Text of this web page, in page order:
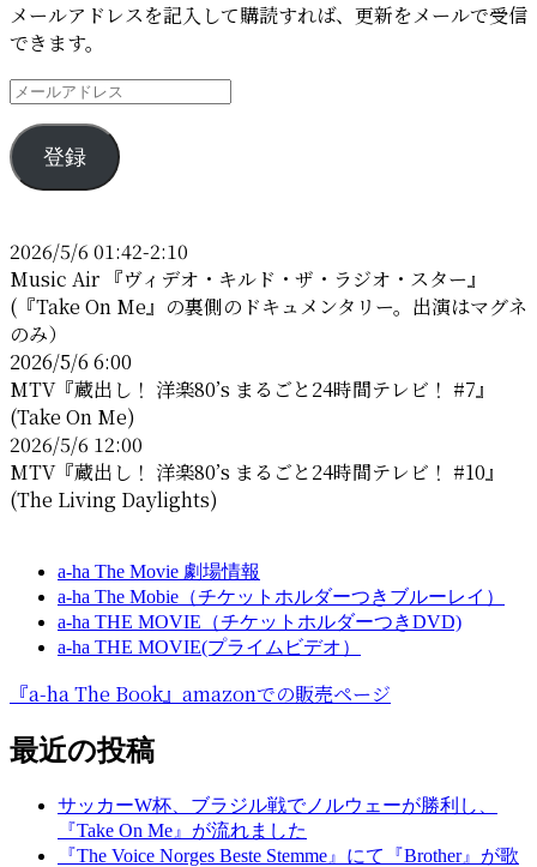
メールアドレスを記入して購読すれば、更新をメールで受信
できます。
メ
ル
ア
ス
登録
2026/5/6 01:42-2:10
Music Air 『ヴィデオ・キルド・ザ・ラジオ・スター』
(『Take On Me』の裏側のドキュメンタリー。出演はマグネ
のみ）
2026/5/6 6:00
MTV『蔵出し！ 洋楽80’s まるごと24時間テレビ！ #7』
(Take On Me)
2026/5/6 12:00
MTV『蔵出し！ 洋楽80’s まるごと24時間テレビ！ #10』
(The Living Daylights)
a-ha The Movie 劇場情報
a-ha The Mobie（チケットホルダーつきブルーレイ）
a-ha THE MOVIE（チケットホルダーつきDVD)
a-ha THE MOVIE(プライムビデオ）
『a-ha The Book』amazonでの販売ページ
最近の投稿
サッカーW杯、ブラジル戦でノルウェーが勝利し、
『Take On Me』が流れました
『The Voice Norges Beste Stemme』にて『Brother』が歌